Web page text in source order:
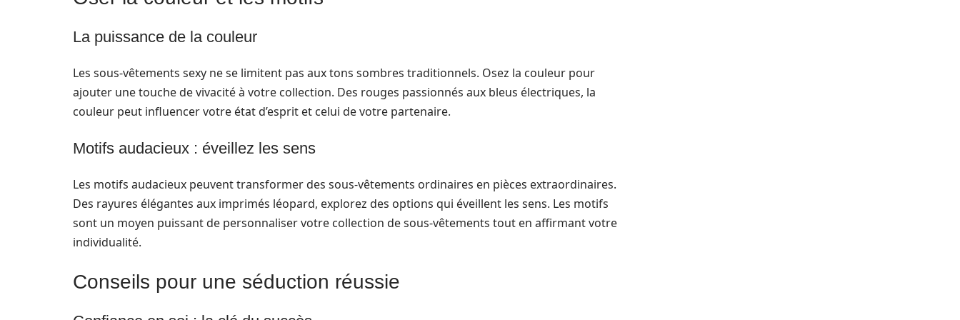
La puissance de la couleur
Les sous-vêtements sexy ne se limitent pas aux tons sombres traditionnels. Osez la couleur pour
ajouter une touche de vivacité à votre collection. Des rouges passionnés aux bleus électriques, la
couleur peut influencer votre état d’esprit et celui de votre partenaire.
Motifs audacieux : éveillez les sens
Les motifs audacieux peuvent transformer des sous-vêtements ordinaires en pièces extraordinaires.
Des rayures élégantes aux imprimés léopard, explorez des options qui éveillent les sens. Les motifs
sont un moyen puissant de personnaliser votre collection de sous-vêtements tout en affirmant votre
individualité.
Conseils pour une séduction réussie